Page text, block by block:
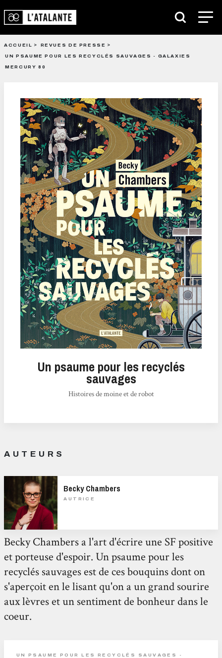
ACCUEIL
REVUES DE PRESSE
UN PSAUME POUR LES RECYCLÉS SAUVAGES - GALAXIES
MERCURY 80
Un psaume pour les recyclés
sauvages
Histoires de moine et de robot
AUTEURS
Becky Chambers
AUTRICE
Becky Chambers a l'art d'écrire une SF positive
et porteuse d'espoir. Un psaume pour les
recyclés sauvages est de ces bouquins dont on
s'aperçoit en le lisant qu'on a un grand sourire
aux lèvres et un sentiment de bonheur dans le
coeur.
UN PSAUME POUR LES RECYCLÉS SAUVAGES -